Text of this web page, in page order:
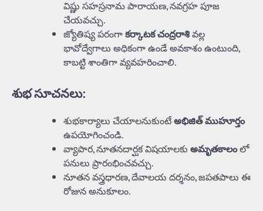
విష్ణు సహస్రనామ పారాయణ, నవగ్రహ పూజ
చేయవచ్చు.
జ్యోతిష్య పరంగాకర్కాటక చంద్రరాశివల్ల
భావోద్వేగాలు అధికంగా ఉండే అవకాశం ఉంటుంది,
కాబట్టి శాంతిగా వ్యవహరించాలి.
శుభ సూచనలు:
శుభకార్యాలు చేయాలనుకుంటేఅభిజిత్ ముహూర్తం
ఉపయోగించండి.
వ్యాపార, నూతనదార్ఘక విషయాలకుఅమృతకాలంలో
పనులు ప్రారంభించవచ్చు.
నూతన వస్త్రధారణ, దేవాలయ దర్శనం, జపతపాలు ఈ
రోజున అనుకూలం.